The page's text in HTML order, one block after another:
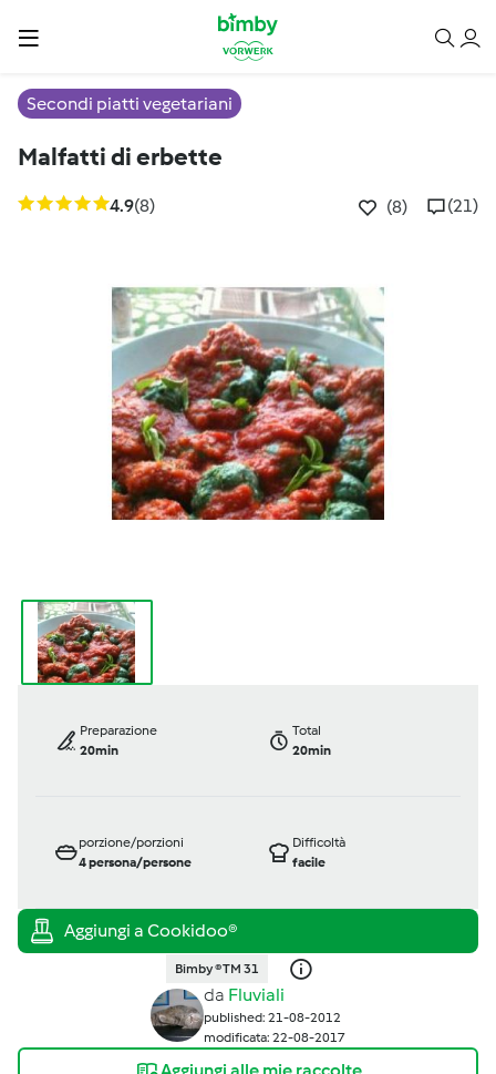
Secondi piatti vegetariani
Malfatti di erbette
4.9(8) (8) (21)
Preparazione
20min
Total
20min
porzione/porzioni
4persona/persone
Difficoltà
facile
Bimby ® TM 31
da Fluviali
published: 21-08-2012
modificata: 22-08-2017